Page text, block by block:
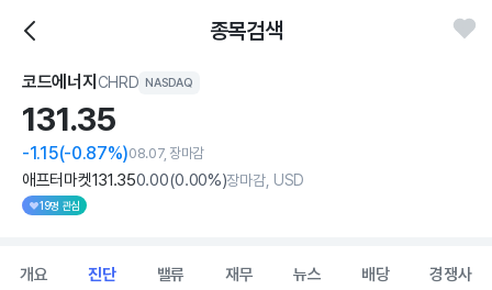
종목검색
코드에너지 CHRD NASDAQ
131.35
-1.15(-0.87%)08.07, 장마감
애프터마켓131.350.00(0.00%)장마감, USD
19명 관심
개요 진단 밸류 재무 뉴스 배당 경쟁사